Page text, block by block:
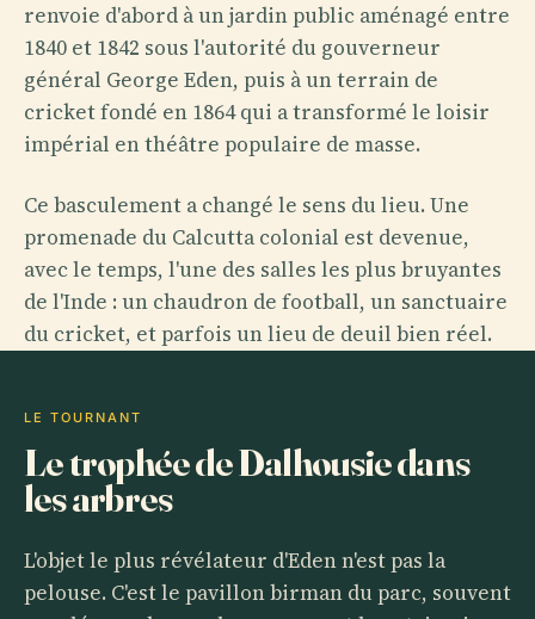
renvoie d'abord à un jardin public aménagé entre
1840 et 1842 sous l'autorité du gouverneur
général George Eden, puis à un terrain de
cricket fondé en 1864 qui a transformé le loisir
impérial en théâtre populaire de masse.
Ce basculement a changé le sens du lieu. Une
promenade du Calcutta colonial est devenue,
avec le temps, l'une des salles les plus bruyantes
de l'Inde : un chaudron de football, un sanctuaire
du cricket, et parfois un lieu de deuil bien réel.
LE TOURNANT
Le trophée de Dalhousie dans
les arbres
L'objet le plus révélateur d'Eden n'est pas la
pelouse. C'est le pavillon birman du parc, souvent